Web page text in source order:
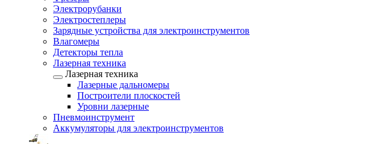
Электрорубанки
Электростеплеры
Зарядные устройства для электроинструментов
Влагомеры
Детекторы тепла
Лазерная техника
Лазерная техника
Лазерные дальномеры
Построители плоскостей
Уровни лазерные
Пневмоинструмент
Аккумуляторы для электроинструментов